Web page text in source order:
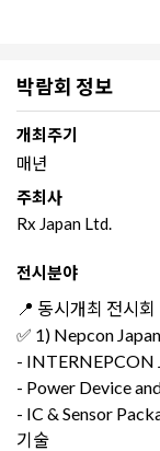
박람회 정보
개최주기
매년
주최사
Rx Japan Ltd.
전시분야
📍 동시개최 전시
✅ 1) Nepcon
- INTERNEPCON
- Power Device
- IC & Sensor
기술